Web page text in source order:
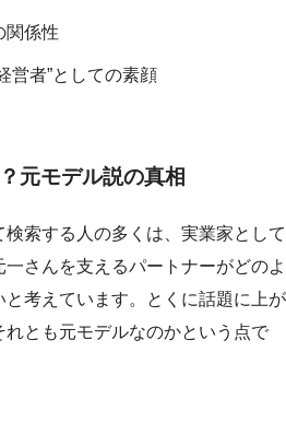
関係性
営者”としての素顔
元モデル説の真相
索する人の多くは、実業家として
さんを支えるパートナーがどのよ
と考えています。とくに話題に上が
とも元モデルなのかという点で